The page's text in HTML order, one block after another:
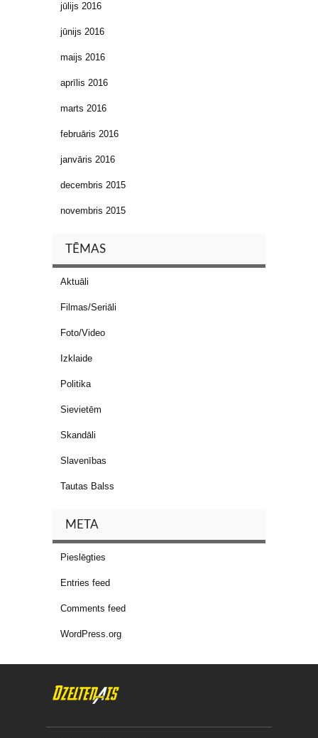
jūlijs 2016
jūnijs 2016
maijs 2016
aprīlis 2016
marts 2016
februāris 2016
janvāris 2016
decembris 2015
novembris 2015
TĒMAS
Aktuāli
Filmas/Seriāli
Foto/Video
Izklaide
Politika
Sievietēm
Skandāli
Slavenības
Tautas Balss
META
Pieslēgties
Entries feed
Comments feed
WordPress.org